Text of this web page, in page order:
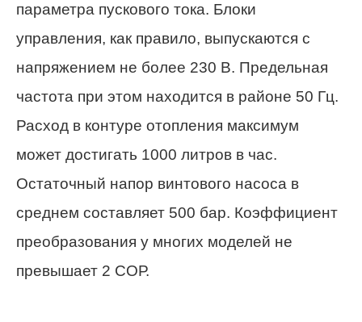
параметра пускового тока. Блоки
управления, как правило, выпускаются с
напряжением не более 230 В. Предельная
частота при этом находится в районе 50 Гц.
Расход в контуре отопления максимум
может достигать 1000 литров в час.
Остаточный напор винтового насоса в
среднем составляет 500 бар. Коэффициент
преобразования у многих моделей не
превышает 2 СОР.